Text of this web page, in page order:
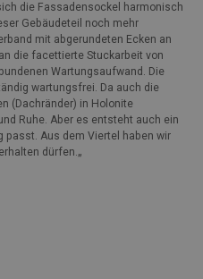
die Fassadensockel harmonisch
Gebäudeteil noch mehr
mit abgerundeten Ecken an
die facettierte Stuckarbeit von
Wartungsaufwand. Die
wartungsfrei. Da auch die
(Dachränder) in Holonite
Ruhe. Aber es entsteht auch ein
passt. Aus dem Viertel haben wir
dürfen.„